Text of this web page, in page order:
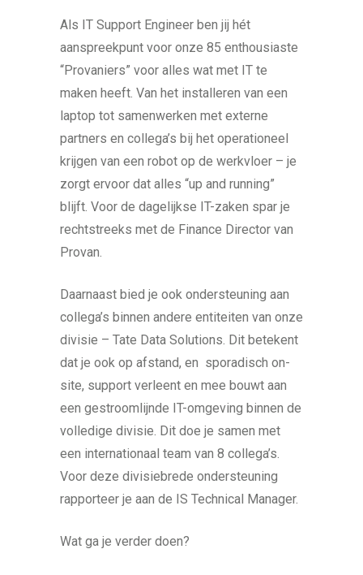
Als IT Support Engineer ben jij hét
aanspreekpunt voor onze 85 enthousiaste
“Provaniers” voor alles wat met IT te
maken heeft. Van het installeren van een
laptop tot samenwerken met externe
partners en collega’s bij het operationeel
krijgen van een robot op de werkvloer – je
zorgt ervoor dat alles “up and running”
blijft. Voor de dagelijkse IT-zaken spar je
rechtstreeks met de Finance Director van
Provan.
Daarnaast bied je ook ondersteuning aan
collega’s binnen andere entiteiten van onze
divisie – Tate Data Solutions. Dit betekent
dat je ook op afstand, en sporadisch on-
site, support verleent en mee bouwt aan
een gestroomlijnde IT-omgeving binnen de
volledige divisie. Dit doe je samen met
een internationaal team van 8 collega’s.
Voor deze divisiebrede ondersteuning
rapporteer je aan de IS Technical Manager.
Wat ga je verder doen?